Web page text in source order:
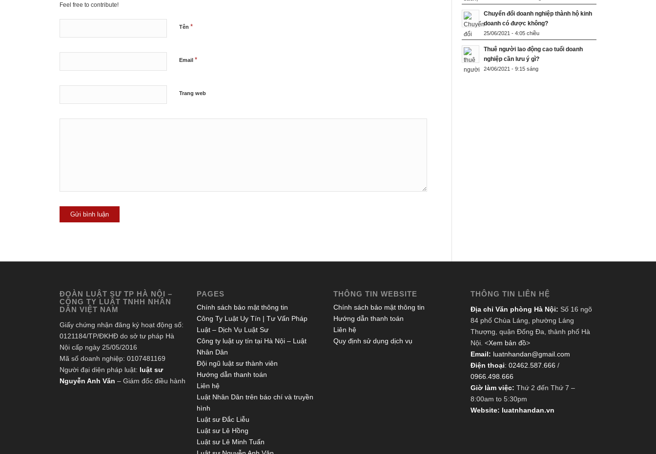
Feel free to contribute!
Tên *
Email *
Trang web
Chuyển đổi doanh nghiệp thành hộ kinh
doanh có được không?
25/06/2021 - 4:05 chiều
Thuê người lao động cao tuổi doanh
nghiệp cần lưu ý gì?
24/06/2021 - 9:15 sáng
ĐOÀN LUẬT SƯ TP HÀ NỘI –
CÔNG TY LUẬT TNHH NHÂN
DÂN VIỆT NAM
Giấy chứng nhận đăng ký hoạt động số:
0121184/TP/ĐKHĐ do sở tư pháp Hà
Nội cấp ngày 25/05/2016
Mã số doanh nghiệp: 0107481169
Người đại diện pháp luật: luật sư
Nguyễn Anh Văn – Giám đốc điều hành
PAGES
Chính sách bảo mật thông tin
Công Ty Luật Uy Tín | Tư Vấn Pháp
Luật – Dịch Vụ Luật Sư
Công ty luật uy tín tại Hà Nội – Luật
Nhân Dân
Đội ngũ luật sư thành viên
Hướng dẫn thanh toán
Liên hệ
Luật Nhân Dân trên báo chí và truyền
hình
Luật sư Đắc Liễu
Luật sư Lê Hồng
Luật sư Lê Minh Tuấn
THÔNG TIN WEBSITE
Chính sách bảo mật thông tin
Hướng dẫn thanh toán
Liên hệ
Quy định sử dụng dịch vụ
THÔNG TIN LIÊN HỆ
Địa chỉ Văn phòng Hà Nội: Số 16 ngõ
84 phố Chùa Láng, phường Láng
Thượng, quận Đống Đa, thành phố Hà
Nội. <Xem bản đồ>
Email: luatnhandan@gmail.com
Điện thoại: 02462.587.666 /
0966.498.666
Giờ làm việc: Thứ 2 đến Thứ 7 –
8:00am to 5:30pm
Website: luatnhandan.vn